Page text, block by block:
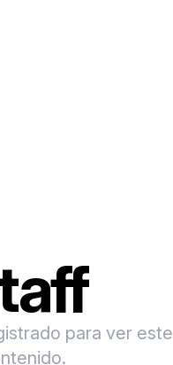
para ver este